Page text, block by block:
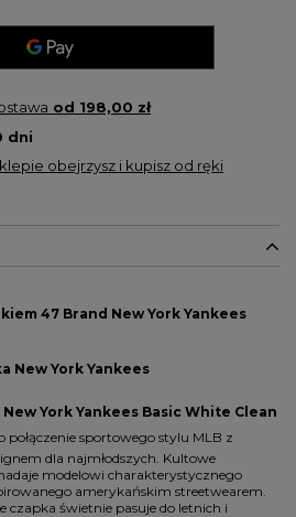
od 198,00 zł
dni
obejrzysz i kupisz od ręki
47 Brand New York Yankees
New York Yankees
York Yankees Basic White Clean
połączenie sportowego stylu MLB z
dla najmłodszych. Kultowe
modelowi charakterystycznego
amerykańskim streetwearem.
czapka świetnie pasuje do letnich i